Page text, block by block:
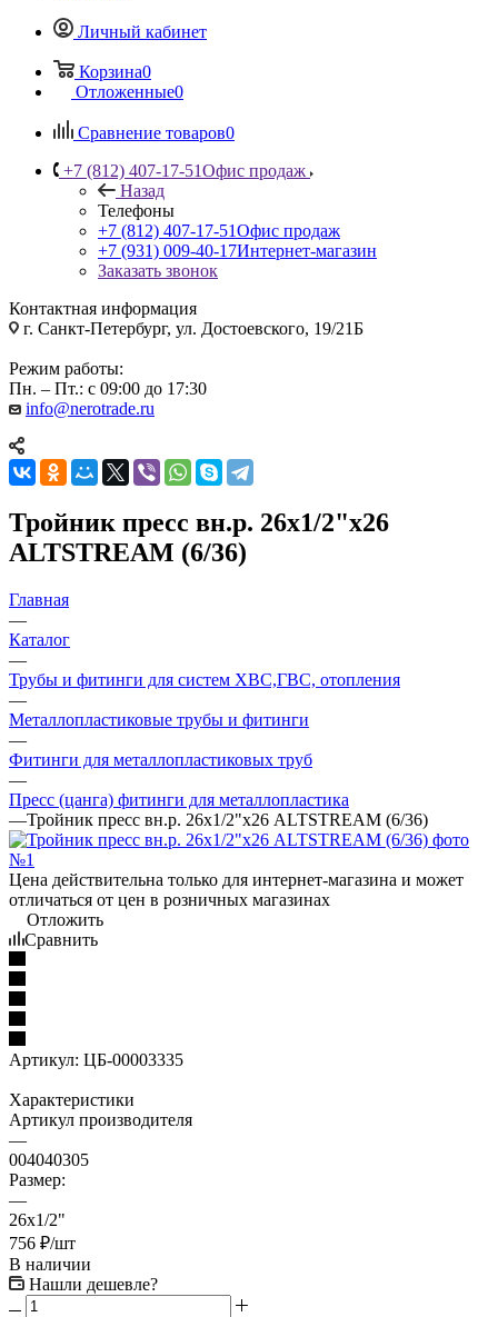
Личный кабинет
Корзина0
Отложенные0
Сравнение товаров0
+7 (812) 407-17-51Офис продаж
Назад
Телефоны
+7 (812) 407-17-51Офис продаж
+7 (931) 009-40-17Интернет-магазин
Заказать звонок
Контактная информация
г. Санкт-Петербург, ул. Достоевского, 19/21Б
Режим работы:
Пн. – Пт.: с 09:00 до 17:30
info@nerotrade.ru
Тройник пресс вн.р. 26х1/2"х26
ALTSTREAM (6/36)
Главная
—
Каталог
—
Трубы и фитинги для систем ХВС,ГВС, отопления
—
Металлопластиковые трубы и фитинги
—
Фитинги для металлопластиковых труб
—
Пресс (цанга) фитинги для металлопластика
—Тройник пресс вн.р. 26х1/2"х26 ALTSTREAM (6/36)
Цена действительна только для интернет-магазина и может
отличаться от цен в розничных магазинах
Отложить
Сравнить
Артикул: ЦБ-00003335
Характеристики
Артикул производителя
—
004040305
Размер:
—
26х1/2"
756 ₽/шт
В наличии
Нашли дешевле?